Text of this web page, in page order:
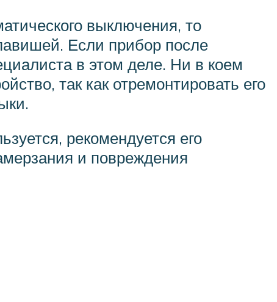
выключения, то
Если прибор после
в этом деле. Ни в коем
так как отремонтировать его
рекомендуется его
и повреждения